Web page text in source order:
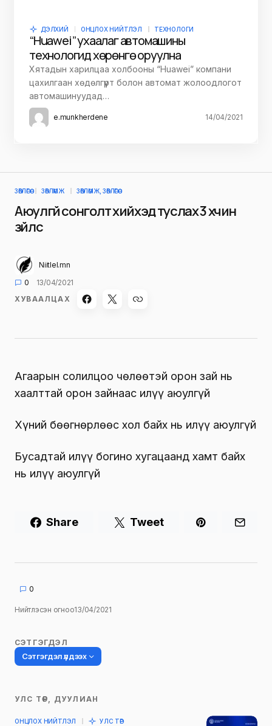
ДЭЛХИЙ ОНЦЛОХ НИЙТЛЭЛ ТЕХНОЛОГИ
“Huawei” ухаалаг автомашины
технологид хөрөнгө оруулна
Хятадын харилцаа холбооны “Huawei” компани
цахилгаан хөдөлгүүрт болон автомат жолоодлогот
автомашинуудад…
e.munkherdene 14/04/2021
ЗӨВЛӨГӨӨ ЗӨВЛӨМЖ ЗӨВЛӨМЖ, ЗӨВЛӨГӨӨ
Аюулгүй сонголт хийхэд туслах 3 хүчин
зүйлс
Niitlel.mn
0
13/04/2021
ХУВААЛЦАХ
Агаарын солилцоо чөлөөтэй орон зай нь
хаалттай орон зайнаас илүү аюулгүй
Хүний бөөгнөрлөөс хол байх нь илүү аюулгүй
Бусадтай илүү богино хугацаанд хамт байх
нь илүү аюулгүй
Share Tweet
0
Нийтлэсэн огноо13/04/2021
СЭТГЭГДЭЛ
Сэтгэгдэл үлдээх
Таны имэйл хаягийг нийтлэхгүй.
УЛС ТӨР, ДУУЛИАН
ОНЦЛОХ НИЙТЛЭЛ УЛС ТӨР